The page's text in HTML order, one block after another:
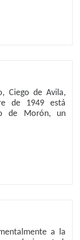
Ciego de Avila,
de 1949 está
de Morón, un
a la